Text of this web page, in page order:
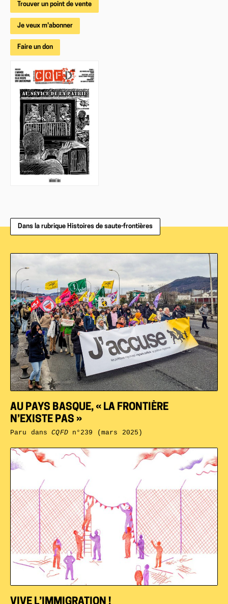
Trouver un point de vente
Je veux m'abonner
Faire un don
Dans la rubrique Histoires de saute-frontières
AU PAYS BASQUE, « LA FRONTIÈRE
N’EXISTE PAS »
Paru dansCQFDn°239 (mars 2025)